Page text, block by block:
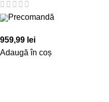
Precomandă
959,99 lei
Adaugă în coș